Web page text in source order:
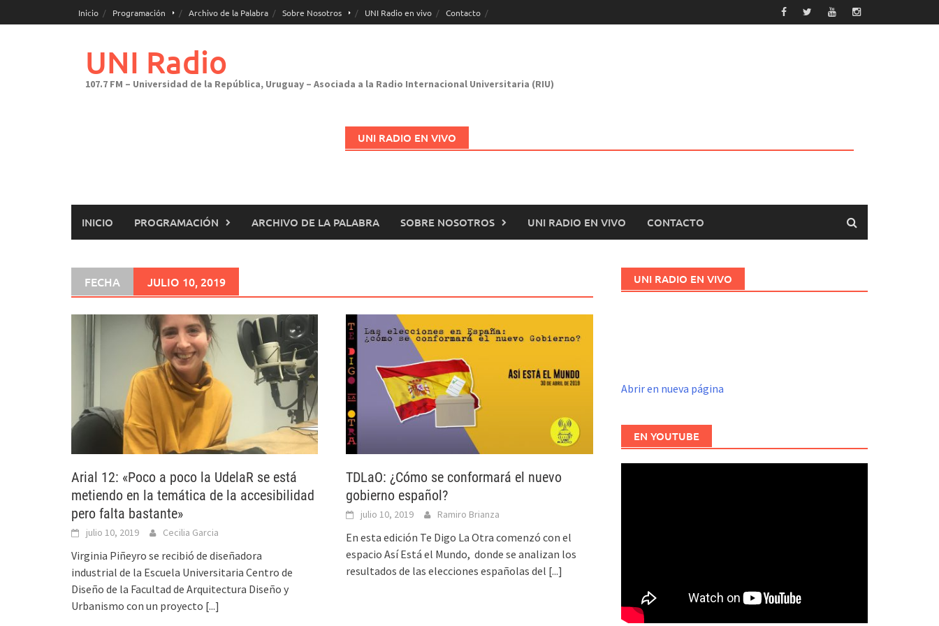
al
Inicio Programación Archivo de la Palabra Sobre Nosotros UNI Radio en vivo Contacto
UNI Radio
107.7 FM – Universidad de la República, Uruguay – Asociada a la Radio Internacional Universitaria (RIU)
UNI RADIO EN VIVO
INICIO PROGRAMACIÓN ARCHIVO DE LA PALABRA SOBRE NOSOTROS UNI RADIO EN VIVO CONTACTO
FECHA JULIO 10, 2019
Arial 12: «Poco a poco la UdelaR se está
metiendo en la temática de la accesibilidad
pero falta bastante»
julio 10, 2019 Cecilia Garcia
Virginia Piñeyro se recibió de diseñadora
industrial de la Escuela Universitaria Centro de
Diseño de la Facultad de Arquitectura Diseño y
Urbanismo con un proyecto [...]
TDLaO: ¿Cómo se conformará el nuevo
gobierno español?
julio 10, 2019 Ramiro Brianza
En esta edición Te Digo La Otra comenzó con el
espacio Así Está el Mundo, donde se analizan los
resultados de las elecciones españolas del [...]
UNI RADIO EN VIVO
Abrir en nueva página
EN YOUTUBE